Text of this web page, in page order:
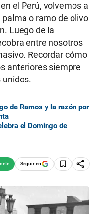
el Perú, volvemos a
o ramo de olivo
Luego de la
entre nosotros
Recordar cómo
anteriores siempre
unidos.
de Ramos y la razón por
el Domingo de
Seguir en